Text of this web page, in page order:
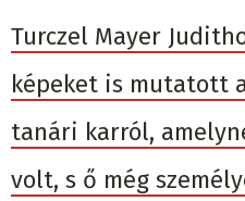
Turczel Mayer
képeket is mutatott
tanári karról,
volt, s ő még